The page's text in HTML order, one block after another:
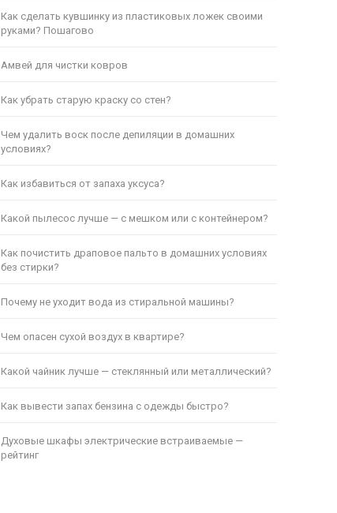
Как сделать кувшинку из пластиковых ложек своими
руками? Пошагово
Амвей для чистки ковров
Как убрать старую краску со стен?
Чем удалить воск после депиляции в домашних
условиях?
Как избавиться от запаха уксуса?
Какой пылесос лучше — с мешком или с контейнером?
Как почистить драповое пальто в домашних условиях
без стирки?
Почему не уходит вода из стиральной машины?
Чем опасен сухой воздух в квартире?
Какой чайник лучше — стеклянный или металлический?
Как вывести запах бензина с одежды быстро?
Духовые шкафы электрические встраиваемые —
рейтинг